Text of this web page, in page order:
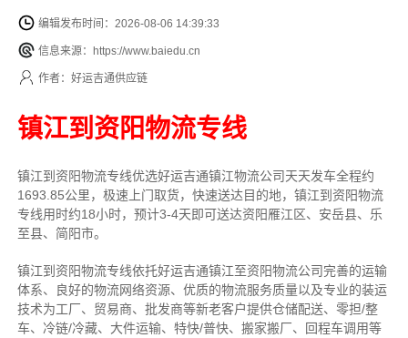
编辑发布时间：2026-08-06 14:39:33
信息来源：https://www.baiedu.cn
作者：好运吉通供应链
镇江到资阳物流专线
镇江到资阳物流专线优选好运吉通镇江物流公司天天发车全程约
1693.85公里， 极速上门取货，快速送达目的地，镇江到资阳物流
专线用时约18小时，预计3-4天即可送达资阳雁江区、安岳县、乐
至县、简阳市。
镇江到资阳物流专线依托好运吉通镇江至资阳物流公司完善的运输
体系、良好的物流网络资源、优质的物流服务质量以及专业的装运
技术为工厂、贸易商、批发商等新老客户提供仓储配送、零担/整
车、冷链/冷藏、大件运输、特快/普快、搬家搬厂、回程车调用等